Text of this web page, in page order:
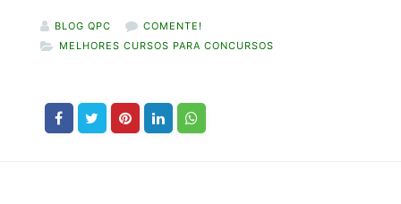
BLOG QPC
COMENTE!
MELHORES CURSOS PARA CONCURSOS